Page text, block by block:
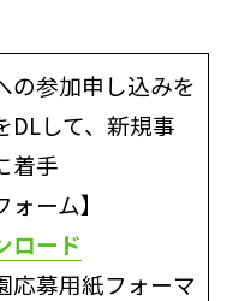
の参加申し込みを
DLして、新規事
着手
ーム】
ロード
応募用紙フォーマ